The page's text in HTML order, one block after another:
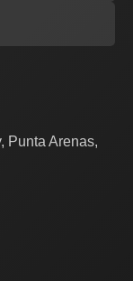
Punta Arenas,